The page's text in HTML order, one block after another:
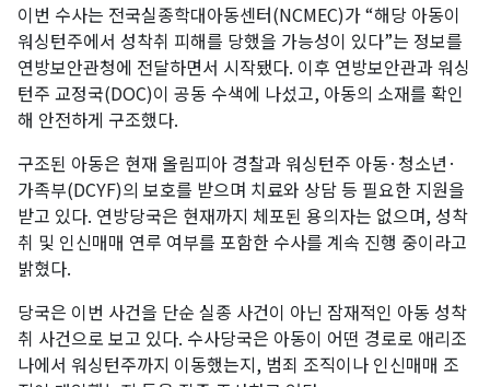
이번 수사는 전국실종학대아동센터(NCMEC)가 “해당 아동이
워싱턴주에서 성착취 피해를 당했을 가능성이 있다”는 정보를
연방보안관청에 전달하면서 시작됐다. 이후 연방보안관과 워싱
턴주 교정국(DOC)이 공동 수색에 나섰고, 아동의 소재를 확인
해 안전하게 구조했다.
구조된 아동은 현재 올림피아 경찰과 워싱턴주 아동·청소년·
가족부(DCYF)의 보호를 받으며 치료와 상담 등 필요한 지원을
받고 있다. 연방당국은 현재까지 체포된 용의자는 없으며, 성착
취 및 인신매매 연루 여부를 포함한 수사를 계속 진행 중이라고
밝혔다.
당국은 이번 사건을 단순 실종 사건이 아닌 잠재적인 아동 성착
취 사건으로 보고 있다. 수사당국은 아동이 어떤 경로로 애리조
나에서 워싱턴주까지 이동했는지, 범죄 조직이나 인신매매 조